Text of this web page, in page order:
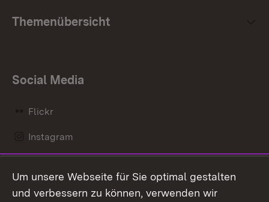
Themenübersicht
Social Media
Flickr
Instagram
Mastodon
Um unsere Webseite für Sie optimal gestalten
und verbessern zu können, verwenden wir